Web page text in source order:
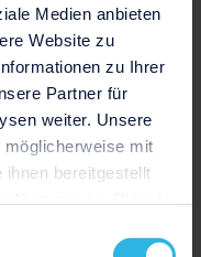
Medien anbieten
Website zu
zu Ihrer
Partner für
weiter. Unsere
mit
bereitgestellt